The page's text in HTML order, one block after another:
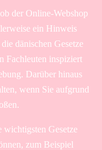
der Online-Webshop
ein Hinweis
dänischen Gesetze
Fachleuten inspiziert
Darüber hinaus
wenn Sie aufgrund
wichtigsten Gesetze
zum Beispiel